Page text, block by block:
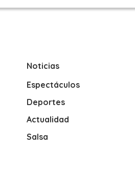
Noticias
Espectáculos
Deportes
Actualidad
Salsa